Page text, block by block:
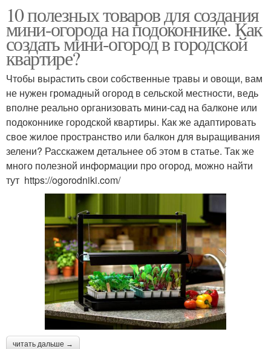
10 полезных товаров для создания
мини-огорода на подоконнике. Как
создать мини-огород в городской
квартире?
Чтобы вырастить свои собственные травы и овощи, вам
не нужен громадный огород в сельской местности, ведь
вполне реально организовать мини-сад на балконе или
подоконнике городской квартиры. Как же адаптировать
свое жилое пространство или балкон для выращивания
зелени? Расскажем детальнее об этом в статье. Так же
много полезной информации про огород, можно найти
тут https://ogorodniki.com/
читать дальше →